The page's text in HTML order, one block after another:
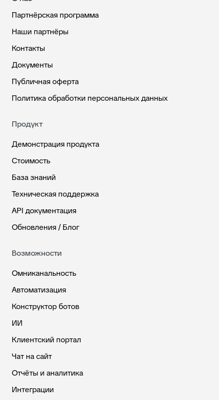
Партнёрская программа
Наши партнёры
Контакты
Документы
Публичная оферта
Политика обработки персональных данных
Продукт
Демонстрация продукта
Стоимость
База знаний
Техническая поддержка
API документация
Обновления / Блог
Возможности
Омниканальность
Автоматизация
Конструктор ботов
ИИ
Клиентский портал
Чат на сайт
Отчёты и аналитика
Интеграции